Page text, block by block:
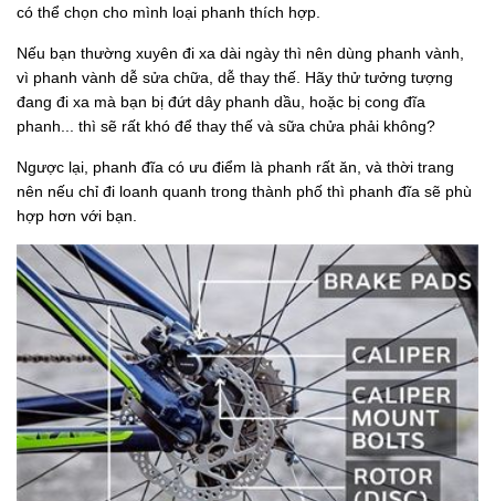
có thể chọn cho mình loại phanh thích hợp.
Nếu bạn thường xuyên đi xa dài ngày thì nên dùng phanh vành,
vì phanh vành dễ sửa chữa, dễ thay thế. Hãy thử tưởng tượng
đang đi xa mà bạn bị đứt dây phanh dầu, hoặc bị cong đĩa
phanh... thì sẽ rất khó để thay thế và sữa chửa phải không?
Ngược lại, phanh đĩa có ưu điểm là phanh rất ăn, và thời trang
nên nếu chỉ đi loanh quanh trong thành phố thì phanh đĩa sẽ phù
hợp hơn với bạn.